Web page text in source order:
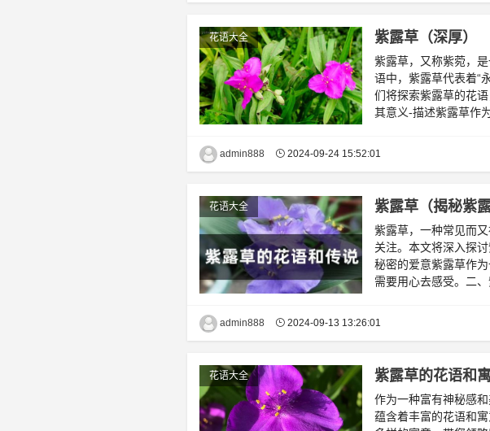
紫露草（深厚）
紫露草，又称紫菀，
语中，紫露草代表着“
们将探索紫露草的花
其意义-描述紫露草作
花语大全
admin888 2024-09-24 15:52:01
紫露草（揭秘紫
紫露草，一种常见而
关注。本文将深入探
秘密的爱意紫露草作
需要用心去感受。二
花语大全
admin888 2024-09-13 13:26:01
紫露草的花语和
作为一种富有神秘感
蕴含着丰富的花语和
花语大全